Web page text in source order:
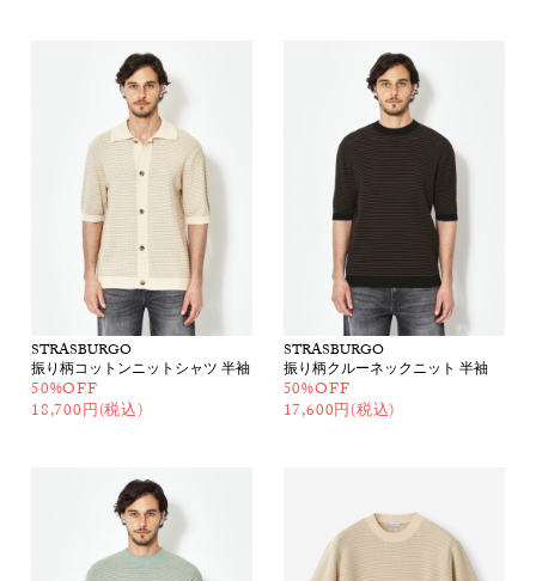
STRASBURGO
振り柄コットンニットシャツ 半袖
50%OFF
18,700円(税込)
STRASBURGO
振り柄クルーネックニット 半袖
50%OFF
17,600円(税込)